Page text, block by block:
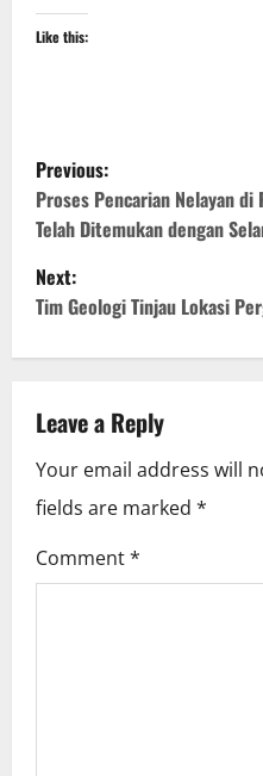
Like this:
P
o
s
t
n
a
v
i
g
Previous:
Proses Pencarian Nelayan
Telah Ditemukan dengan
Next:
Tim Geologi Tinjau Lokasi
Leave a Reply
Your email address will
fields are marked *
Comment*